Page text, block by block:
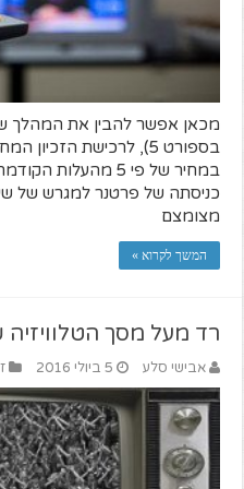
בספורט 5), לרכישת
במחיר של פי 5
כניסתה של פרטנר למגרש של
מצומצם
המשך לקרוא »
רד מעל מסך הטלוויזיה
אבישי סלע 5 ביולי 2016